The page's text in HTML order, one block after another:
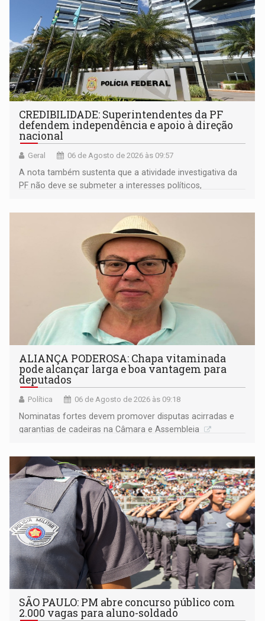
CREDIBILIDADE: Superintendentes da PF
defendem independência e apoio à direção
nacional
Geral 06 de Agosto de 2026 às 09:57
A nota também sustenta que a atividade investigativa da
PF não deve se submeter a interesses políticos,
ALIANÇA PODEROSA: Chapa vitaminada
pode alcançar larga e boa vantagem para
deputados
Política 06 de Agosto de 2026 às 09:18
Nominatas fortes devem promover disputas acirradas e
garantias de cadeiras na Câmara e Assembleia
SÃO PAULO: PM abre concurso público com
2.000 vagas para aluno-soldado